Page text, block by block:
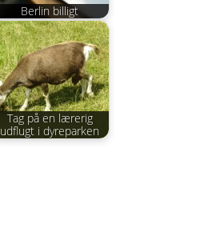
Berlin billigt
Tag på en lærerig
udflugt i dyreparken